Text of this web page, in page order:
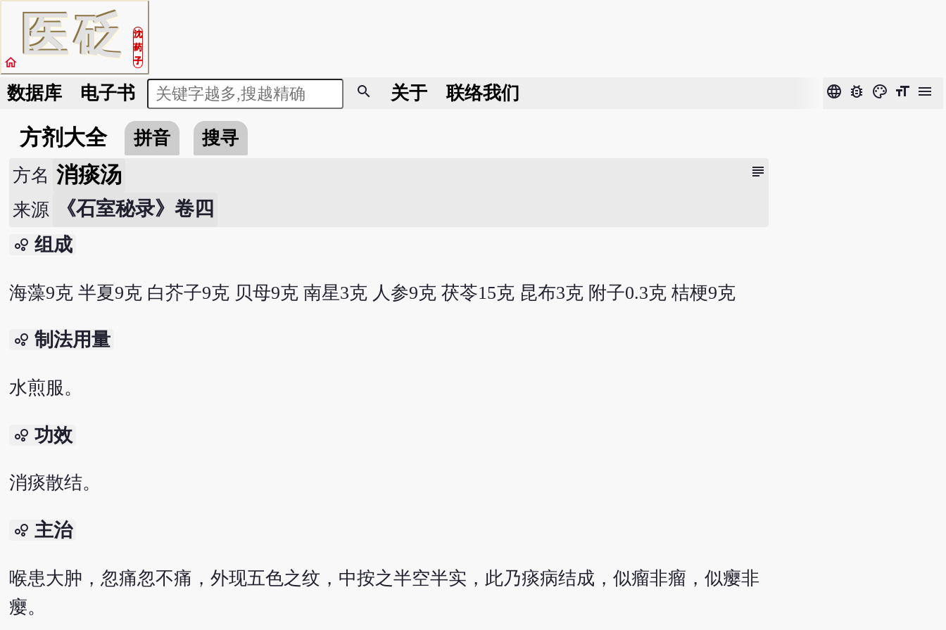
医砭
沈
药
子
home
数据库 电子书 search 关于 联络我们 language bug_report color_lens format_size menu
方剂大全 拼音 搜寻
subject
方名 消痰汤
来源 《石室秘录》卷四
bubble_chart 组成
海藻9克 半夏9克 白芥子9克 贝母9克 南星3克 人参9克 茯苓15克 昆布3克 附子0.3克 桔梗9克
bubble_chart 制法用量
水煎服。
bubble_chart 功效
消痰散结。
bubble_chart 主治
喉患大肿，忽痛忽不痛，外现五色之纹，中按之半空半实，此乃痰病结成，似瘤非瘤，似瘿非
瘿。